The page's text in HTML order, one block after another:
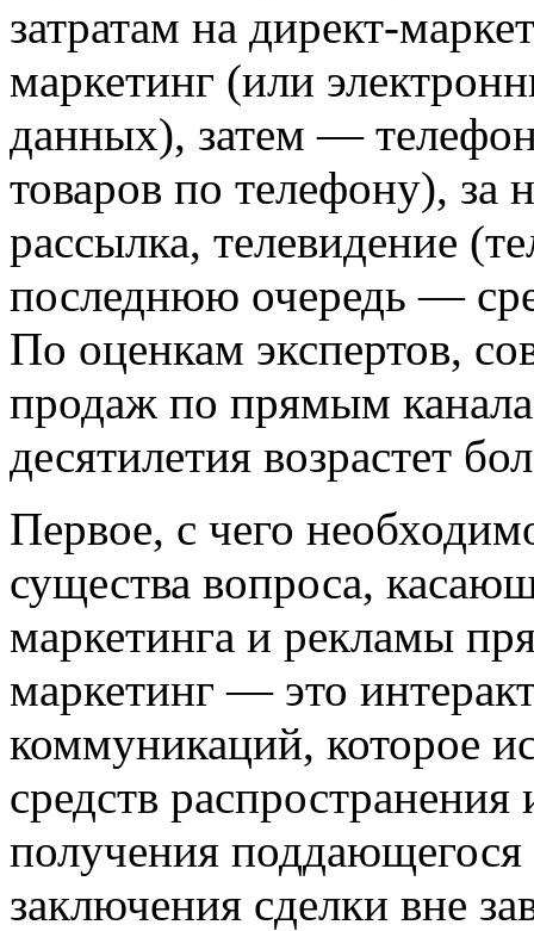
затратам на директ-
маркетинг (или
данных), затем —
товаров по телефону), за
рассылка, телевидение
последнюю очередь —
По оценкам экспертов,
продаж по прямым
десятилетия возрастет
Первое, с чего
существа вопроса,
маркетинга и рекламы
маркетинг — это
коммуникаций, которое
средств
получения
заключения сделки вне